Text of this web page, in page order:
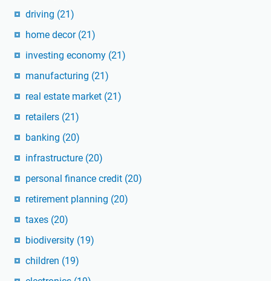
driving (21)
home decor (21)
investing economy (21)
manufacturing (21)
real estate market (21)
retailers (21)
banking (20)
infrastructure (20)
personal finance credit (20)
retirement planning (20)
taxes (20)
biodiversity (19)
children (19)